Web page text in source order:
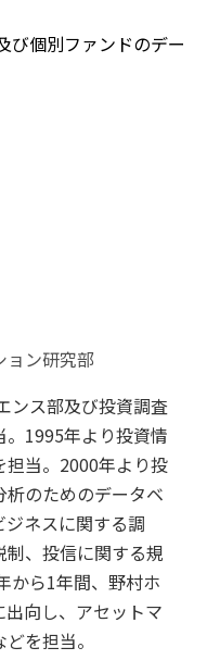
び個別ファンドのデー
ョン研究部
ンス部及び投資調査
1995年より投資情
担当。2000年より投
のためのデータベ
ネスに関する調
、投信に関する規
から1年間、野村ホ
向し、アセットマ
を担当。